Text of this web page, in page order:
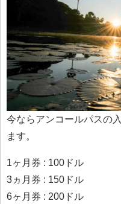
今ならアンコールパスの
ます。
1ヶ月券 : 100ドル
3ヵ月券 : 150ドル
6ヶ月券 : 200ドル